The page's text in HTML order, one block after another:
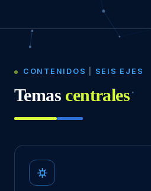
CONTENIDOS SEIS EJES
Temas centrales